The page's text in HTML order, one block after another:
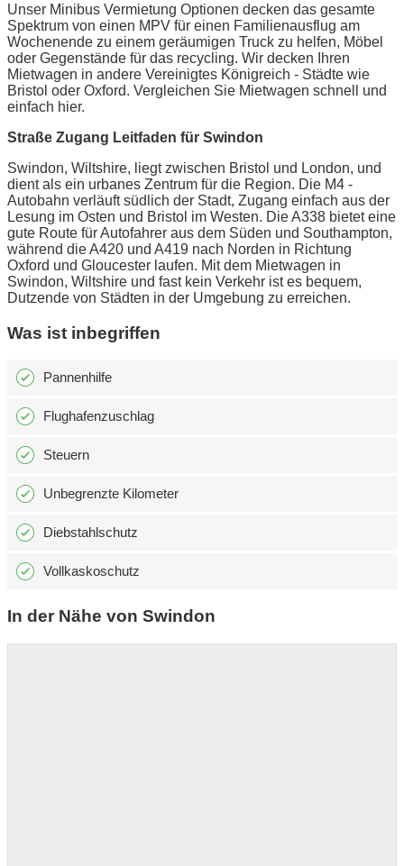
Unser Minibus Vermietung Optionen decken das gesamte
Spektrum von einen MPV für einen Familienausflug am
Wochenende zu einem geräumigen Truck zu helfen, Möbel
oder Gegenstände für das recycling. Wir decken Ihren
Mietwagen in andere Vereinigtes Königreich - Städte wie
Bristol oder Oxford. Vergleichen Sie Mietwagen schnell und
einfach hier.
Straße Zugang Leitfaden für Swindon
Swindon, Wiltshire, liegt zwischen Bristol und London, und
dient als ein urbanes Zentrum für die Region. Die M4 -
Autobahn verläuft südlich der Stadt, Zugang einfach aus der
Lesung im Osten und Bristol im Westen. Die A338 bietet eine
gute Route für Autofahrer aus dem Süden und Southampton,
während die A420 und A419 nach Norden in Richtung
Oxford und Gloucester laufen. Mit dem Mietwagen in
Swindon, Wiltshire und fast kein Verkehr ist es bequem,
Dutzende von Städten in der Umgebung zu erreichen.
Was ist inbegriffen
Pannenhilfe
Flughafenzuschlag
Steuern
Unbegrenzte Kilometer
Diebstahlschutz
Vollkaskoschutz
In der Nähe von Swindon